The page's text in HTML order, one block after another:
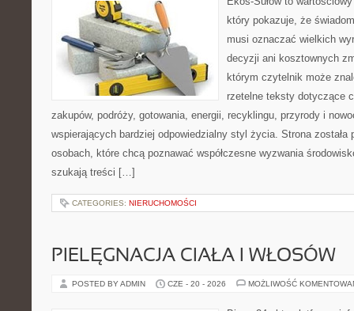
który pokazuje, że
musi oznaczać wielkich
decyzji ani kosztownych
którym czytelnik może
rzetelne teksty dotyczące
zakupów, podróży, gotowania, energii, recyklingu, przyrody i
wspierających bardziej odpowiedzialny styl życia. Strona została
osobach, które chcą poznawać współczesne wyzwania
szukają treści […]
CATEGORIES: NIERUCHOMOŚCI
PIELĘGNACJA CIAŁA I WŁOSÓW
POSTED BY ADMIN CZE - 20 - 2026 MOŻLIWOŚĆ